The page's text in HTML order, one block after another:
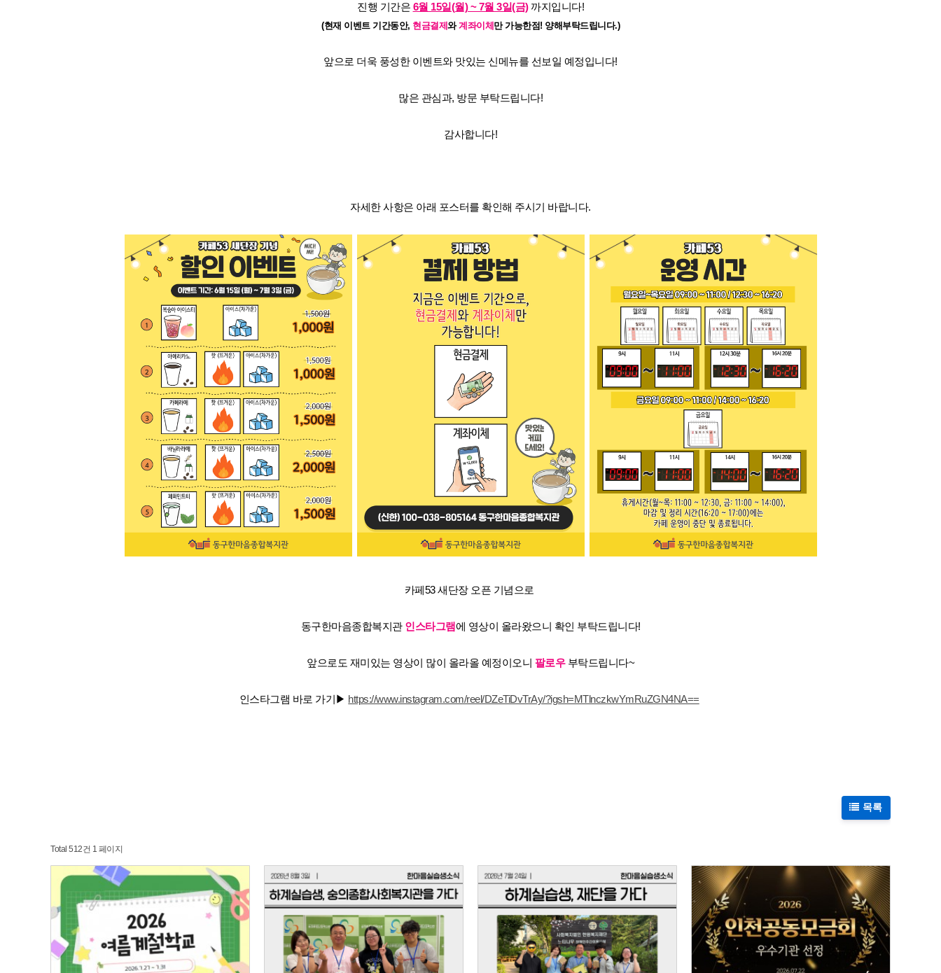
진행 기간은 6월 15일(월) ~ 7월 3일(금) 까지입니다!
(현재 이벤트 기간동안, 현금결제 와 계좌이체 만 가능한점! 양해부탁드립니다.)
앞으로 더욱 풍성한 이벤트와 맛있는 신메뉴를 선보일 예정입니다!
많은 관심과, 방문 부탁드립니다!
감사합니다!
자세한 사항은 아래 포스터를 확인해 주시기 바랍니다.
카페53 새단장 오픈 기념으로
동구한마음종합복지관 인스타그램에 영상이 올라왔으니 확인 부탁드립니다!
앞으로도 재미있는 영상이 많이 올라올 예정이오니 팔로우부탁드립니다~
인스타그램 바로 가기▶ https://www.instagram.com/reel/DZeTiDvTrAy/?igsh=MTlnczkwYmRuZGN4NA==
목록
Total 512건 1 페이지